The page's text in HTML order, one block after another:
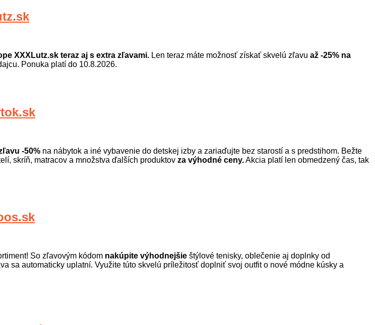
XXXLutz.sk teraz aj s extra zľavami. Len teraz máte možnosť získať skvelú zľavu až -25% na
Ponuka platí do 10.8.2026.
-50% na nábytok a iné vybavenie do detskej izby a zariaďujte bez starostí a s predstihom. Bežte
skríň, matracov a množstva ďalších produktov za výhodné ceny.Akcia platí len obmedzený čas, tak
So zľavovým kódom nakúpite výhodnejšie štýlové tenisky, oblečenie aj doplnky od
sa automaticky uplatní. Využite túto skvelú príležitosť doplniť svoj outfit o nové módne kúsky a